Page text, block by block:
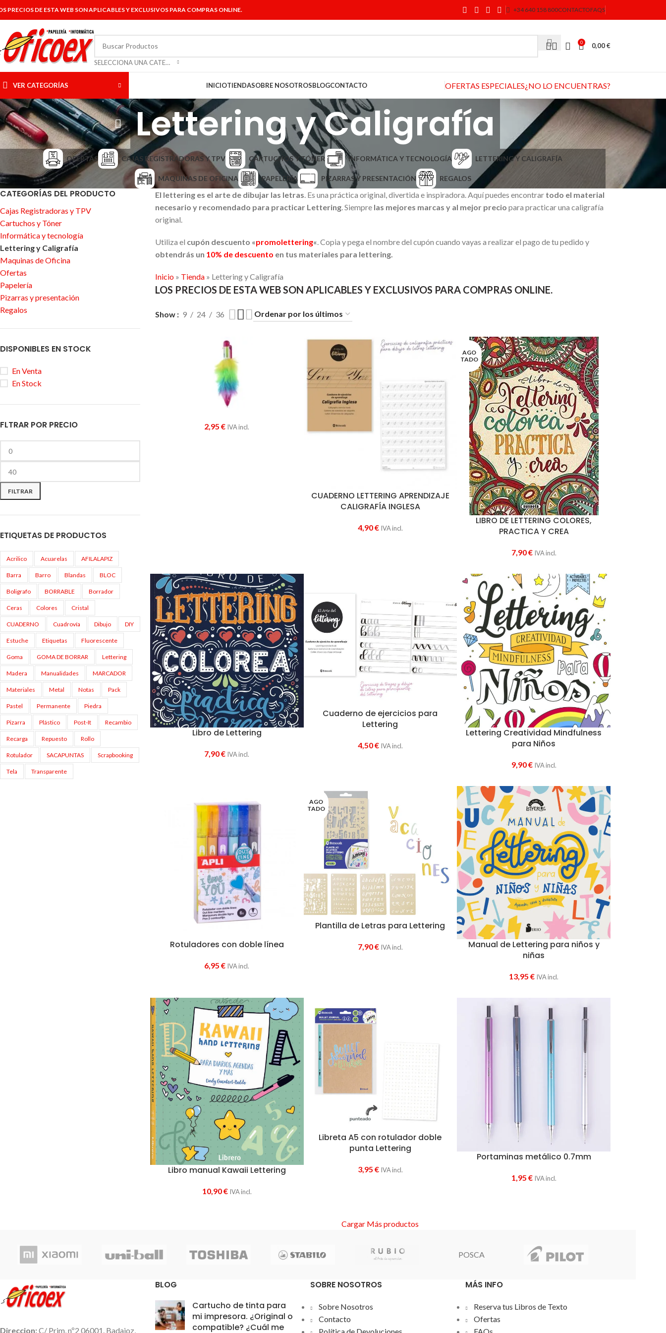
PRECIOS DE ESTA WEB SON APLICABLES Y EXCLUSIVOS PARA COMPRAS ONLINE. +34 640 158 800CONTACTOFAQS
SELECCIONA UNA CATEGORÍA
0 0,00€
VER CATEGORÍAS INICIOTIENDASOBRE NOSOTROSBLOGCONTACTO OFERTAS ESPECIALES¿NO LO ENCUENTRAS?
Lettering y Caligrafía
OFERTAS CAJAS REGISTRADORAS Y TPV CARTUCHOS Y TÓNER INFORMÁTICA Y TECNOLOGÍA LETTERING Y CALIGRAFÍA
MAQUINAS DE OFICINA PAPELERÍA PIZARRAS Y PRESENTACIÓN REGALOS
CATEGORÍAS DEL PRODUCTO
Cajas Registradoras y TPV
Cartuchos y Tóner
Informática y tecnología
Lettering y Caligrafía
Maquinas de Oficina
Ofertas
Papelería
Pizarras y presentación
Regalos
DISPONIBLES EN STOCK
En Venta
En Stock
FLTRAR POR PRECIO
FILTRAR
ETIQUETAS DE PRODUCTOS
Acrilico Acuarelas AFILALAPIZ
Barra Barro Blandas BLOC
Boligrafo BORRABLE Borrador
Ceras Colores Cristal
CUADERNO Cuadrovía Dibujo DIY
Estuche Etiquetas Fluorescente
Goma GOMA DE BORRAR Lettering
Madera Manualidades MARCADOR
Materiales Metal Notas Pack
Pastel Permanente Piedra
Pizarra Plástico Post-It Recambio
Recarga Repuesto Rollo
Rotulador SACAPUNTAS Scrapbooking
Tela Transparente
El lettering es el arte de dibujar las letras. Es una práctica original, divertida e inspiradora. Aquí puedes encontrar todo el material
necesario y recomendado para practicar Lettering. Siemprelas mejores marcas y al mejor precio para practicar una caligrafía
original.
Utiliza el cupón descuento «promolettering«. Copia y pega el nombre del cupón cuando vayas a realizar el pago de tu pedido y
obtendrás un 10% de descuento en tus materiales para lettering.
Inicio» Tienda» Lettering y Caligrafía
LOS PRECIOS DE ESTA WEB SON APLICABLES Y EXCLUSIVOS PARA COMPRAS ONLINE.
Show 9 24 36
2,95€ IVA incl.
CUADERNO LETTERING APRENDIZAJE
CALIGRAFÍA INGLESA
4,90€ IVA incl.
AGO
TADO
LIBRO DE LETTERING COLORES,
PRACTICA Y CREA
7,90€ IVA incl.
Libro de Lettering
7,90€ IVA incl.
Cuaderno de ejercicios para
Lettering
4,50€ IVA incl.
Lettering Creatividad Mindfulness
para Niños
9,90€ IVA incl.
Rotuladores con doble línea
6,95€ IVA incl.
AGO
TADO
Plantilla de Letras para Lettering
7,90€ IVA incl.
Manual de Lettering para niños y
niñas
13,95€ IVA incl.
Libro manual Kawaii Lettering
10,90€ IVA incl.
Libreta A5 con rotulador doble
punta Lettering
3,95 € IVA incl.
Portaminas metálico 0.7mm
1,95 € IVA incl.
Cargar Más productos
POSCA
Direccion:C/ Prim, nº2 06001. Badajoz,
BLOG
Cartucho de tinta para
mi impresora. ¿Original o
compatible? ¿Cuál me
SOBRE NOSOTROS
Sobre Nosotros
Contacto
Política de Devoluciones
MÁS INFO
Reserva tus Libros de Texto
Ofertas
FAQs